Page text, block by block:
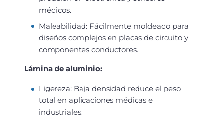
médicos.
Maleabilidad: Fácilmente moldeado para
diseños complejos en placas de circuito y
componentes conductores.
Lámina de aluminio:
Ligereza: Baja densidad reduce el peso
total en aplicaciones médicas e
industriales.